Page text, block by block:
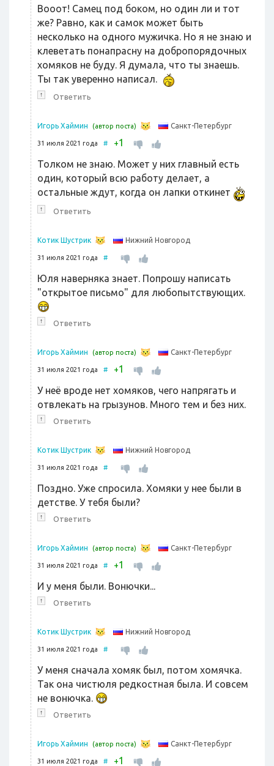
Вооот! Самец под боком, но один ли и тот
же? Равно, как и самок может быть
несколько на одного мужичка. Но я не знаю и
клеветать понапрасну на добропорядочных
хомяков не буду. Я думала, что ты знаешь.
Ты так уверенно написал.
↑ Ответить
Игорь Хаймин (автор поста) Санкт-Петербург
31 июля 2021 года # +1
Толком не знаю. Может у них главный есть
один, который всю работу делает, а
остальные ждут, когда он лапки откинет
↑ Ответить
Котик Шустрик Нижний Новгород
31 июля 2021 года #
Юля наверняка знает. Попрошу написать
"открытое письмо" для любопытствующих.
↑ Ответить
Игорь Хаймин (автор поста) Санкт-Петербург
31 июля 2021 года # +1
У неё вроде нет хомяков, чего напрягать и
отвлекать на грызунов. Много тем и без них.
↑ Ответить
Котик Шустрик Нижний Новгород
31 июля 2021 года #
Поздно. Уже спросила. Хомяки у нее были в
детстве. У тебя были?
↑ Ответить
Игорь Хаймин (автор поста) Санкт-Петербург
31 июля 2021 года # +1
И у меня были. Вонючки...
↑ Ответить
Котик Шустрик Нижний Новгород
31 июля 2021 года #
У меня сначала хомяк был, потом хомячка.
Так она чистюля редкостная была. И совсем
не вонючка.
↑ Ответить
Игорь Хаймин (автор поста) Санкт-Петербург
31 июля 2021 года # +1